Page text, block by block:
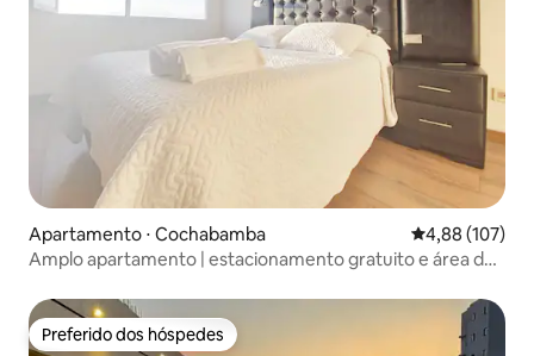
Apartamento ⋅ Cochabamba 4,88 de uma
4,88 (107)
Amplo apartamento | estacionamento gratuito e área de
Preferido dos hóspedes
Preferido dos hóspedes